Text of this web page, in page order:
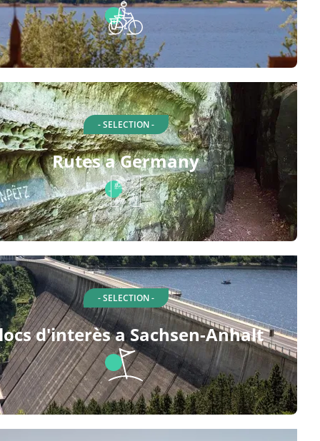
- SELECTION -
Rutes a Germany
- SELECTION -
d'interès a Sachsen-Anhalt